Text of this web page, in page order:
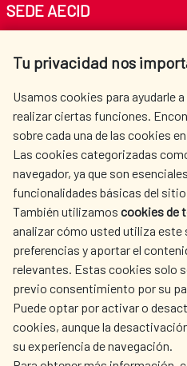
Tu privacidad nos
Usamos cookies para ayudarle
realizar ciertas funciones.
sobre cada una de las cookies
Las cookies categorizadas
navegador, ya que son
funcionalidades básicas del
También utilizamos cookies de
analizar cómo usted utiliza este
preferencias y aportar el
relevantes. Estas cookies solo
previo consentimiento por su
Puede optar por activar o
cookies, aunque la
su experiencia de navegación.
SEDE AECID
Tel. +34 900 20 30 54​​​​​​​
AECID
SPANISH HUMANITARIAN
ACTION
CULTURE AND SCIENCE
OUR SOCIAL MEDIA